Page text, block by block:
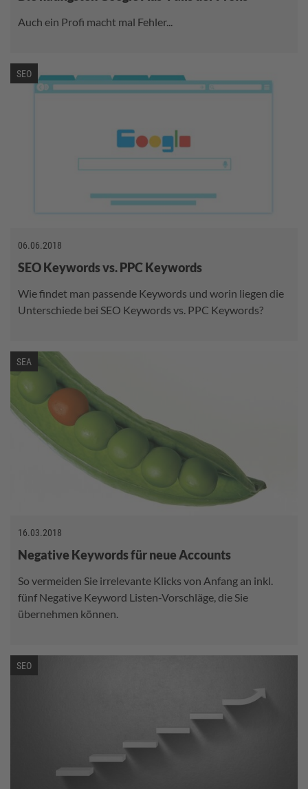
Auch ein Profi macht mal Fehler...
SEO
06.06.2018
SEO Keywords vs. PPC Keywords
Wie findet man passende Keywords und worin liegen die
Unterschiede bei SEO Keywords vs. PPC Keywords?
SEA
16.03.2018
Negative Keywords für neue Accounts
So vermeiden Sie irrelevante Klicks von Anfang an inkl.
fünf Negative Keyword Listen-Vorschläge, die Sie
übernehmen können.
SEO